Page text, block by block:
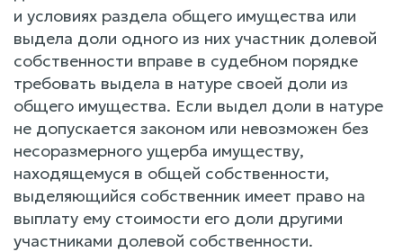
и условиях раздела общего имущества или
выдела доли одного из них участник долевой
собственности вправе в судебном порядке
требовать выдела в натуре своей доли из
общего имущества. Если выдел доли в натуре
не допускается законом или невозможен без
несоразмерного ущерба имуществу,
находящемуся в общей собственности,
выделяющийся собственник имеет право на
выплату ему стоимости его доли другими
участниками долевой собственности.